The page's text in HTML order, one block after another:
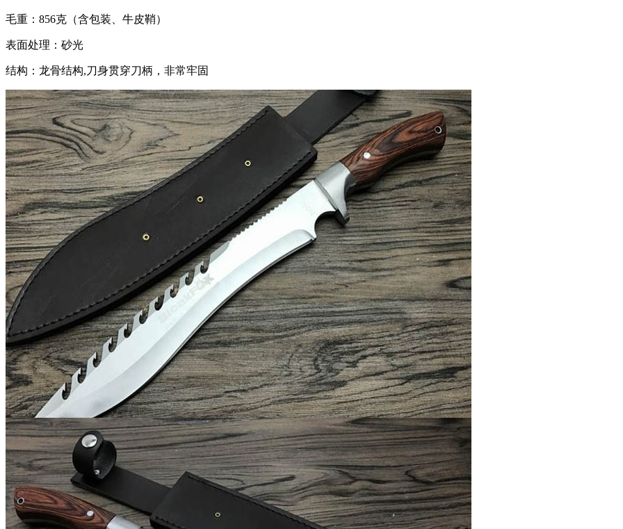
毛重：856克（含包装、牛皮鞘）
表面处理：砂光
结构：龙骨结构,刀身贯穿刀柄，非常牢固